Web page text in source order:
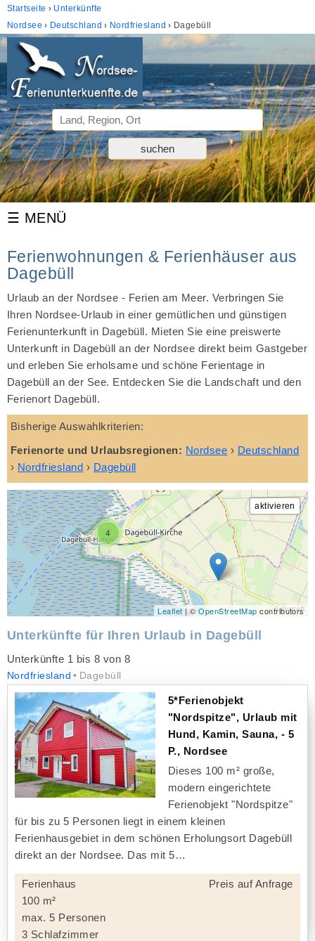
Startseite
Unterkünfte
Nordsee
Deutschland Nordfriesland Dagebüll
Ferienwohnungen & Ferienhäuser aus
Dagebüll
Urlaub an der Nordsee - Ferien am Meer. Verbringen Sie
Ihren Nordsee-Urlaub in einer gemütlichen und günstigen
Ferienunterkunft in Dagebüll. Mieten Sie eine preiswerte
Unterkunft in Dagebüll an der Nordsee direkt beim Gastgeber
und erleben Sie erholsame und schöne Ferientage in
Dagebüll an der See. Entdecken Sie die Landschaft und den
Ferienort Dagebüll.
Bisherige Auswahlkriterien:
Ferienorte und Urlaubsregionen: Nordsee › Deutschland
› Nordfriesland › Dagebüll
4
Leaflet| ©OpenStreetMap contributors
Unterkünfte für Ihren Urlaub in Dagebüll
Unterkünfte 1 bis 8 von 8
Nordfriesland Dagebüll
5*Ferienobjekt
"Nordspitze", Urlaub mit
Hund, Kamin, Sauna, - 5
P., Nordsee
Dieses 100 m² große,
modern eingerichtete
Ferienobjekt "Nordspitze"
für bis zu 5 Personen liegt in einem kleinen
Ferienhausgebiet in dem schönen Erholungsort Dagebüll
direkt an der Nordsee. Das mit 5
Ferienhaus
100 m²
max. 5 Personen
3 Schlafzimmer
Preis auf Anfrage